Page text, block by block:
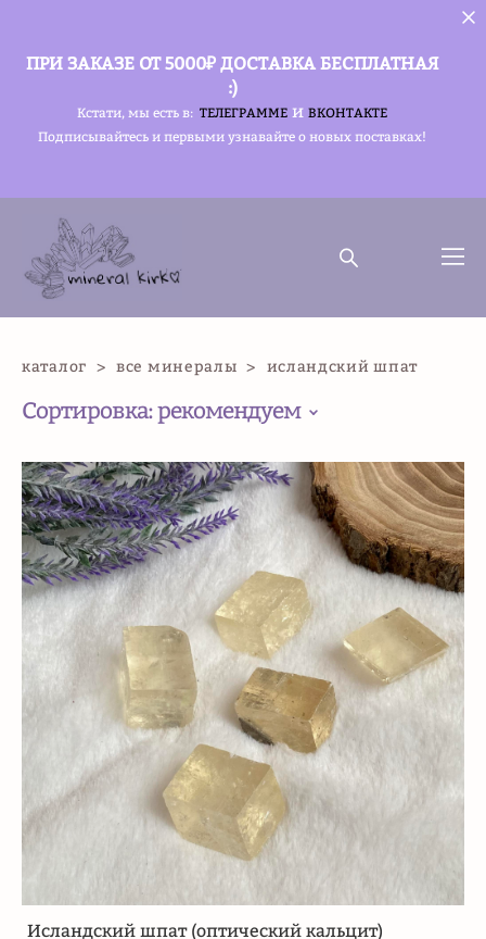
ПРИ ЗАКАЗЕ ОТ 5000₽ ДОСТАВКА БЕСПЛАТНАЯ
:)
Кстати, мы есть в: ТЕЛЕГРАММЕ и ВКОНТАКТЕ
Подписывайтесь и первыми узнавайте о новых поставках!
каталог > все минералы > исландский шпат
Сортировка:рекомендуем
Исландский шпат (оптический кальцит)